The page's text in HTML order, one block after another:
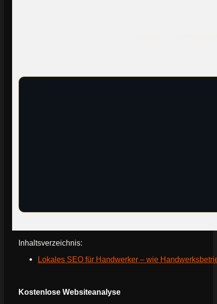
Inhaltsverzeichnis:
Lokales SEO für Handwerker – wie
Kostenlose Websiteanalyse